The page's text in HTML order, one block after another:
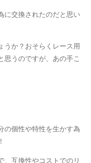
に交換されたのだと思い
うか？おそらくレース用
思うのですが、あの手こ
の個性や特性を生かす為
、互換性やコストでのリ